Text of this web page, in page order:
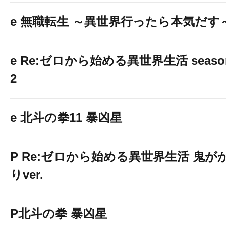
e 無職転生 ～異世界行ったら本気だす
e Re:ゼロから始める異世界生活
2
e 北斗の拳11 暴凶星
P Re:ゼロから始める異世界生活 鬼が
りver.
P北斗の拳 暴凶星